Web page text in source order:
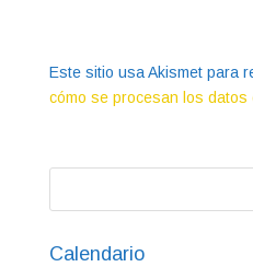
Este sitio usa Akismet para
cómo se procesan los datos
Calendario